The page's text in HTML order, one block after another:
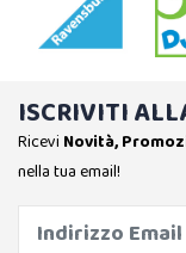
ISCRIVITI
Ricevi Novità,
nella tua email!